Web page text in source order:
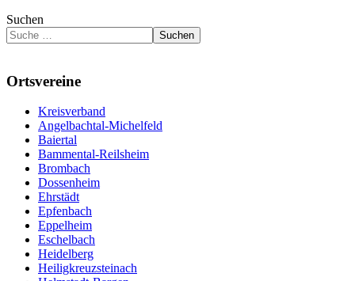
Suchen
Suchen
Ortsvereine
Kreisverband
Angelbachtal-Michelfeld
Baiertal
Bammental-Reilsheim
Brombach
Dossenheim
Ehrstädt
Epfenbach
Eppelheim
Eschelbach
Heidelberg
Heiligkreuzsteinach